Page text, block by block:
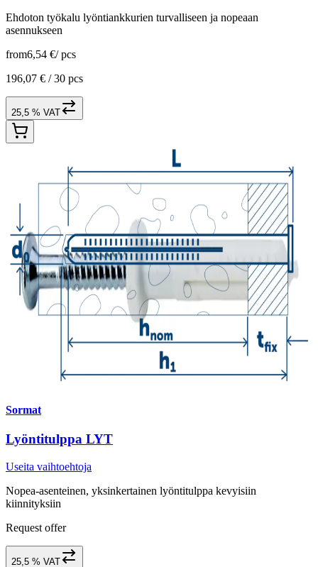
Ehdoton työkalu lyöntiankkurien turvalliseen ja nopeaan
asennukseen
from6,54 €/ pcs
196,07 € /30 pcs
25,5 % VAT
Sormat
Lyöntitulppa LYT
Useita vaihtoehtoja
Nopea-asenteinen, yksinkertainen lyöntitulppa kevyisiin
kiinnityksiin
Request offer
25,5 % VAT